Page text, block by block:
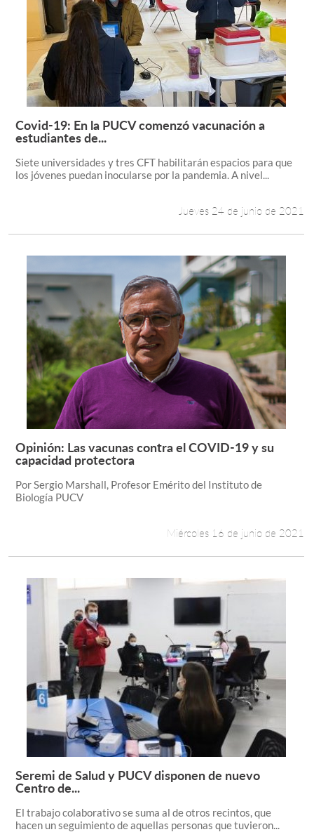
Leer más +
Covid-19: En la PUCV comenzó vacunación a
estudiantes de...
Siete universidades y tres CFT habilitarán espacios para que
los jóvenes puedan inocularse por la pandemia. A nivel...
Jueves 24 de junio de 2021
Leer más +
Opinión: Las vacunas contra el COVID-19 y su
capacidad protectora
Por Sergio Marshall, Profesor Emérito del Instituto de
Biología PUCV
Miércoles 16 de junio de 2021
Leer más +
Seremi de Salud y PUCV disponen de nuevo
Centro de...
El trabajo colaborativo se suma al de otros recintos, que
hacen un seguimiento de aquellas personas que tuvieron...